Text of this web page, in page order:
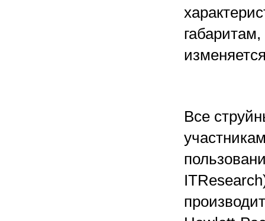
Все